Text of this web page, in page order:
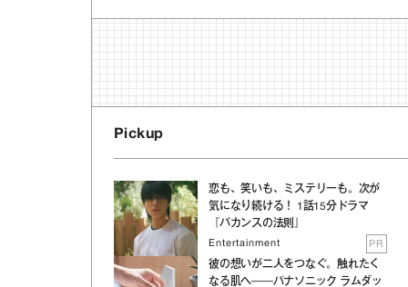
Pickup
恋も、笑いも、ミステリーも。次が
気になり続ける！ 1話15分ドラマ
『バカンスの法則』
Entertainment PR
彼の想いが二人をつなぐ。触れたく
なる肌へ──パナソニック ラムダッ